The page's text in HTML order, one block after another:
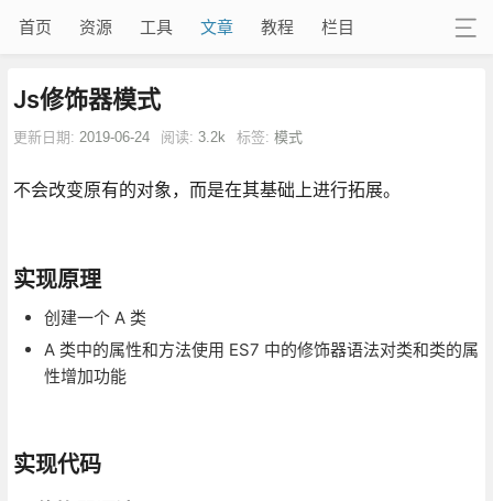
首页 资源 工具 文章 教程 栏目
Js修饰器模式
更新日期: 2019-06-24 阅读: 3.2k 标签: 模式
不会改变原有的对象，而是在其基础上进行拓展。
实现原理
创建一个 A 类
A 类中的属性和方法使用 ES7 中的修饰器语法对类和类的属
性增加功能
实现代码